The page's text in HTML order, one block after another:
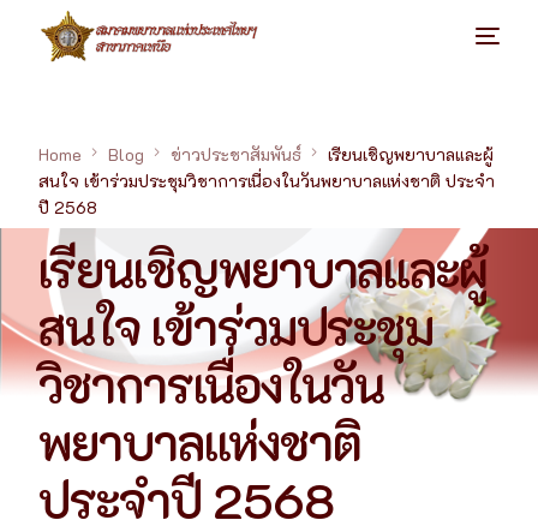
Home Blog ข่าวประชาสัมพันธ์
เรียนเชิญพยาบาลและผู้
สนใจ เข้าร่วมประชุมวิชาการเนื่องในวันพยาบาลแห่งชาติ ประจำ
ปี 2568
เรียนเชิญพยาบาลและผู้
สนใจ เข้าร่วมประชุม
วิชาการเนื่องในวัน
พยาบาลแห่งชาติ
ประจำปี 2568